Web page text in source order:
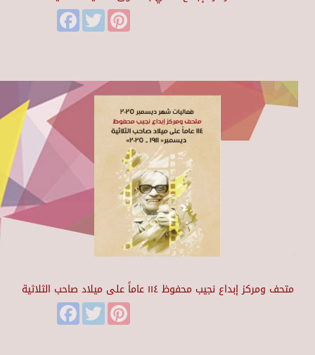
FacebookTwitter
متحف ومركز إبداع نجيب محفوظ ١١٤ عاماً على ميلاد صاحب الثلاثية
FacebookTwitter